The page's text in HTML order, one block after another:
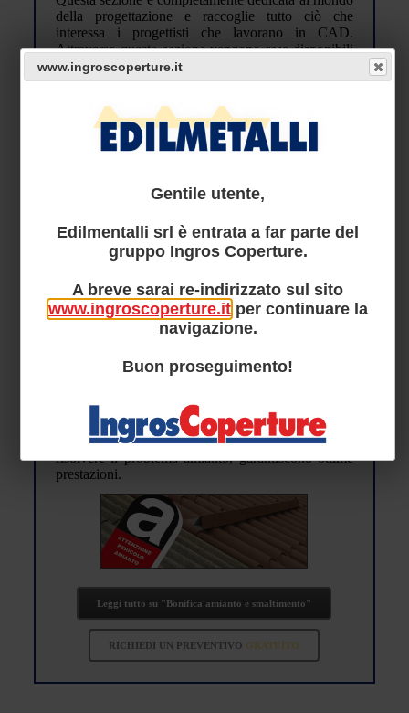
della progettazione e raccoglie tutto ciò che
interessa i progettisti che lavorano in CAD.
Attraverso questa sezione vengono rese disponibili
preziose raccolte da collezionare di particolari
costruttivi e di posa in opera di pannelli
Vai alla pagina
BONIFICA AMIANTO E
Sono “sostituzione” e “sovracopertura” (o
dell’amianto più diffuse: per entrambe possono
essere utilizzate le coperture EDILFORNITURE -
lamiere grecate e pannelli coibentati- che, oltre a
risolvere il problema amianto, garantiscono ottime
prestazioni.
Leggi tutto su "Bonifica amianto e smaltimento"
RICHIEDI UN PREVENTIVO GRATUITO
www.ingroscoperture.it
Gentile utente,
Edilmentalli srl è entrata a far parte del
gruppo Ingros Coperture.
A breve sarai re-indirizzato sul sito
www.ingroscoperture.itper continuare la
navigazione.
Buon proseguimento!